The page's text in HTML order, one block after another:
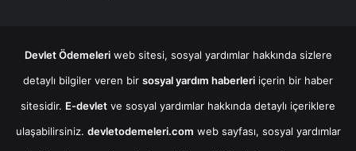
Devlet Ödemeleriweb sitesi, sosyal yardımlar hakkında sizlere
detaylı bilgiler veren bir sosyal yardım haberleri içerin bir haber
sitesidir. E-devlet ve sosyal yardımlar hakkında detaylı içeriklere
ulaşabilirsiniz. devletodemeleri.com web sayfası, sosyal yardımlar